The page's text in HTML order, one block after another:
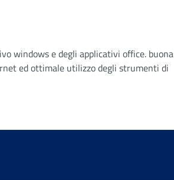
windows e degli applicativi office. buona
ed ottimale utilizzo degli strumenti di